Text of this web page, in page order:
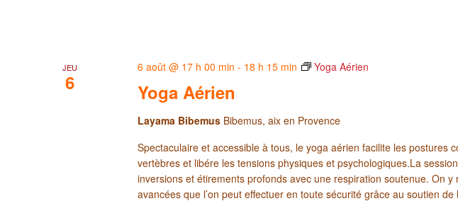
JEU
6 Yoga Aérien
6 août @ 17 h 00 min - 18 h 15 min Yoga Aérien
Layama Bibemus Bibemus, aix en Provence
Spectaculaire et accessible à tous, le yoga aérien facilite les postures
vertèbres et libére les tensions physiques et psychologiques.La
inversions et étirements profonds avec une respiration soutenue. On
avancées que l’on peut effectuer en toute sécurité grâce au soutien de